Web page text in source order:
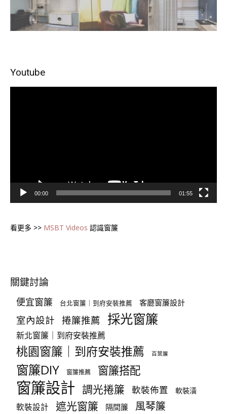
Youtube
00:00 01:55
看更多 >> MSBT Videos 認識窗簾
關鍵討論
便宜窗簾 台北窗簾｜到府安裝推薦 客廳窗簾設計
室內設計 捲簾推薦 採光窗簾
新北窗簾｜到府安裝推薦
桃園窗簾｜到府安裝推薦 百葉簾
窗簾DIY 窗簾推薦 窗簾搭配
窗簾設計 調光捲簾 軟裝佈置 軟裝潢
軟裝設計 遮光窗簾 隔間簾 風琴簾